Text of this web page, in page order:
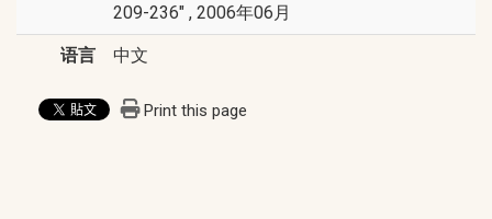
209-236" , 2006年06月
语言 中文
Print this page